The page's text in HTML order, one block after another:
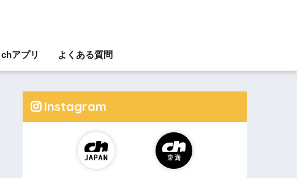
chアプリ よくある質問
Instagram